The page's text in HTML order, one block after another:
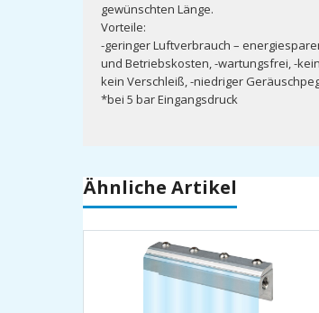
gewünschten Länge.
Vorteile:
-geringer Luftverbrauch –
und Betriebskosten, -wartungsfrei, -
kein Verschleiß, -niedriger
*bei 5 bar Eingangsdruck
Ähnliche Artikel